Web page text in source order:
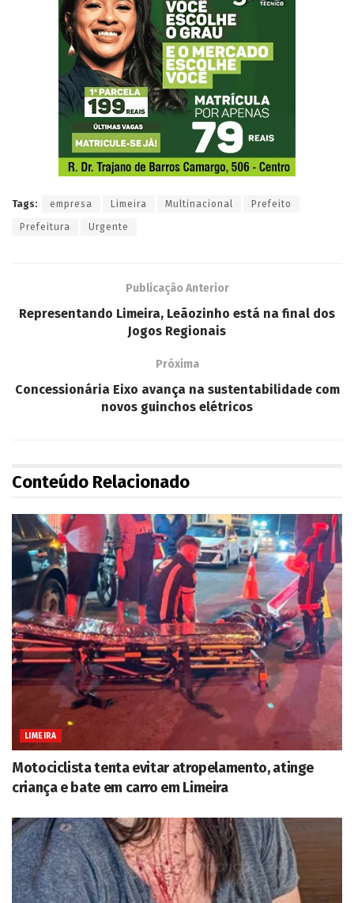
Tags: empresa Limeira Multinacional Prefeito
Prefeitura Urgente
Publicação Anterior
Representando Limeira, Leãozinho está na final dos
Jogos Regionais
Próxima
Concessionária Eixo avança na sustentabilidade com
novos guinchos elétricos
Conteúdo Relacionado
LIMEIRA
Motociclista tenta evitar atropelamento, atinge
criança e bate em carro em Limeira